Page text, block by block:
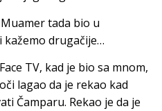
tada bio u
kažemo drugačije…
TV, kad je bio sa mnom,
lagao da je rekao kad
Čamparu. Rekao je da je